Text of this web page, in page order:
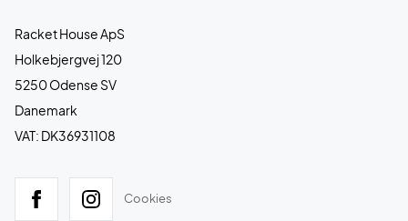
Racket House ApS
Holkebjergvej 120
5250 Odense SV
Danemark
VAT: DK36931108
Cookies